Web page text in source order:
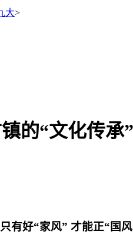
大>
的“文化传
有好“家风” 才能正“国